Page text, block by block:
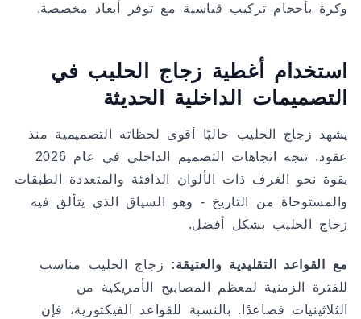
وكرة بأحجام تركيب قياسية مع توفر أبعاد مخصصة.
استخدام أغطية زجاج الحليب في
التصميمات الداخلية الحديثة
يشهد زجاج الحليب حاليًا أقوى لحظاته التصميمية منذ
عقود. تتجه اتجاهات التصميم الداخلي في عام 2026
بقوة نحو الغرف ذات الألوان الدافئة والمتعددة الطبقات
والمستوحاة من التاريخ - وهو السياق الذي يتألق فيه
زجاج الحليب بشكل أفضل.
مع القواعد التقليدية والعتيقة: زجاج الحليب مناسب
للفترة الزمنية لمعظم المصابيح الأمريكية من
الثلاثينيات فصاعدًا. بالنسبة للقواعد الفيكتورية، فإن